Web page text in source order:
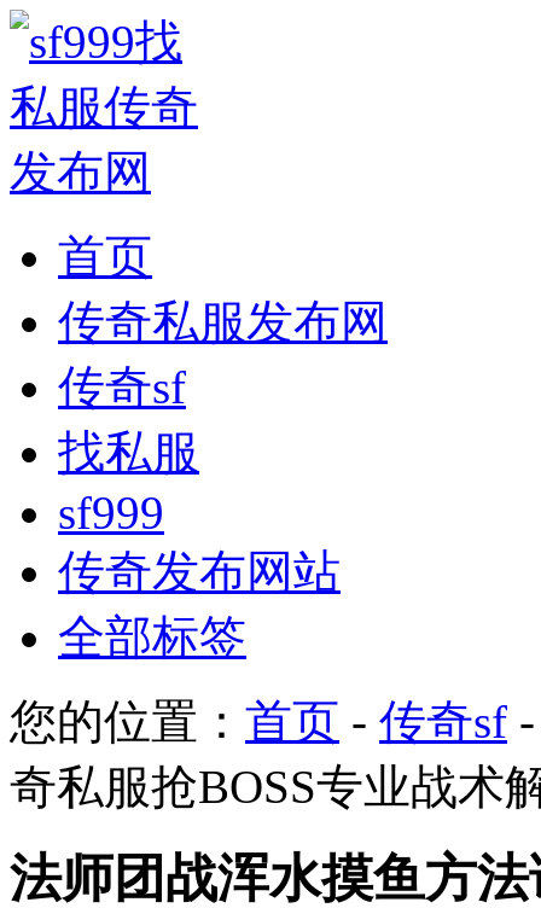
首页
传奇私服发布网
传奇sf
找私服
sf999
传奇发布网站
全部标签
您的位置： 首页 - 传奇sf
奇私服抢BOSS专业战术
法师团战浑水摸鱼方